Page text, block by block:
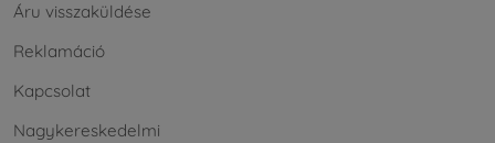
Áru visszaküldése
Reklamáció
Kapcsolat
Nagykereskedelmi